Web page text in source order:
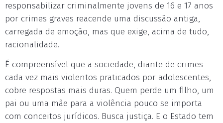
responsabilizar criminalmente jovens de 16 e 17 anos
por crimes graves reacende uma discussão antiga,
carregada de emoção, mas que exige, acima de tudo,
racionalidade.
É compreensível que a sociedade, diante de crimes
cada vez mais violentos praticados por adolescentes,
cobre respostas mais duras. Quem perde um filho, um
pai ou uma mãe para a violência pouco se importa
com conceitos jurídicos. Busca justiça. E o Estado tem